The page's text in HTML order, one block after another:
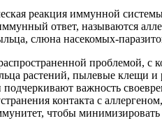
реакция иммунной
ответ, называются
слюна насекомых-
проблемой,
растений, пылевые клещи и
важность
контакта с
чтобы